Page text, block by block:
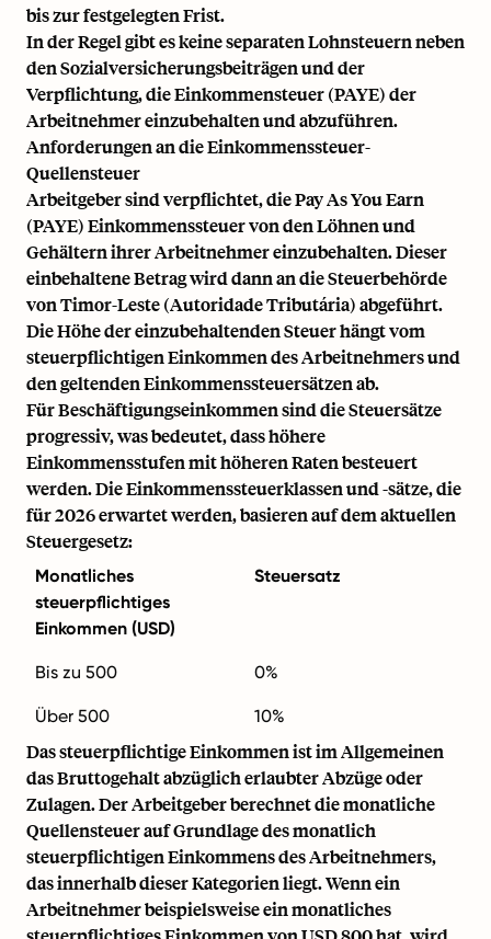
bis zur festgelegten Frist.
In der Regel gibt es keine separaten Lohnsteuern neben
den Sozialversicherungsbeiträgen und der
Verpflichtung, die Einkommensteuer (PAYE) der
Arbeitnehmer einzubehalten und abzuführen.
Anforderungen an die Einkommenssteuer-
Quellensteuer
Arbeitgeber sind verpflichtet, die Pay As You Earn
(PAYE) Einkommenssteuer von den Löhnen und
Gehältern ihrer Arbeitnehmer einzubehalten. Dieser
einbehaltene Betrag wird dann an die Steuerbehörde
von Timor-Leste (Autoridade Tributária) abgeführt.
Die Höhe der einzubehaltenden Steuer hängt vom
steuerpflichtigen Einkommen des Arbeitnehmers und
den geltenden Einkommenssteuersätzen ab.
Für Beschäftigungseinkommen sind die Steuersätze
progressiv, was bedeutet, dass höhere
Einkommensstufen mit höheren Raten besteuert
werden. Die Einkommenssteuerklassen und -sätze, die
für 2026 erwartet werden, basieren auf dem aktuellen
Steuergesetz:
Monatliches
steuerpflichtiges
Einkommen (USD)
Steuersatz
Bis zu 500 0%
Über 500 10%
Das steuerpflichtige Einkommen ist im Allgemeinen
das Bruttogehalt abzüglich erlaubter Abzüge oder
Zulagen. Der Arbeitgeber berechnet die monatliche
Quellensteuer auf Grundlage des monatlich
steuerpflichtigen Einkommens des Arbeitnehmers,
das innerhalb dieser Kategorien liegt. Wenn ein
Arbeitnehmer beispielsweise ein monatliches